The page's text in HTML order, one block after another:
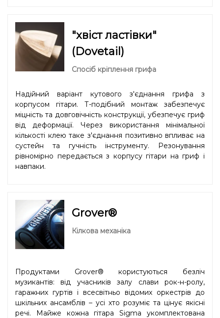
"хвіст ластівки"
(Dovetail)
Спосіб кріплення грифа
Надійний варіант кутового з'єднання грифа з
корпусом гітари. Т-подібний монтаж забезпечує
міцність та довговічність конструкції, убезпечує гриф
від деформації. Через використання мінімальної
кількості клею таке з'єднання позитивно впливає на
сустейн та гучність інструменту. Резонування
рівномірно передається з корпусу гітари на гриф і
навпаки.
Grover®
Кілкова механіка
Продуктами Grover® користуються безліч
музикантів: від учасників залу слави рок-н-ролу,
гаражних гуртів і всесвітньо відомих оркестрів до
шкільних ансамблів – усі хто розуміє та цінує якісні
речі. Майже кожна гітара Sigma укомплектована